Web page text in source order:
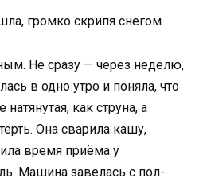
громко скрипя снегом.
Не сразу — через неделю,
в одно утро и поняла, что
как струна, а
Она сварила кашу,
время приёма у
Машина завелась с пол-